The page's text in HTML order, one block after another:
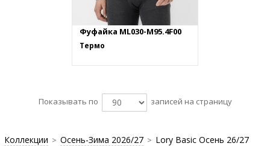
Фуфайка ML030-M95.4F00
Термо
Показывать по записей на страницу
Коллекции > Осень-Зима 2026/27 > Lory Basic Осень 26/27